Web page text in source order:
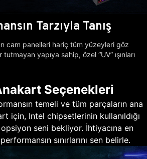
Tarzıyla Tanış
cam panelleri hariç tüm yüzeyleri göz
yapıya sahip, özel “UV” ışınları
Seçenekleri
temeli ve tüm parçaların ana
için, Intel chipsetlerinin kullanıldığı
seni bekliyor. İhtiyacına en
sınırlarını sen belirle.